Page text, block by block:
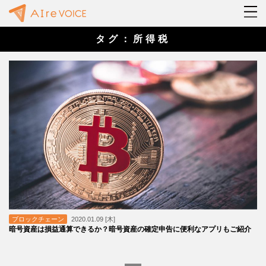
タグ：所得税
ブロックチェーン 2020.01.09 [木]
暗号資産は損益通算できるか？暗号資産の確定申告に便利なアプリもご紹介